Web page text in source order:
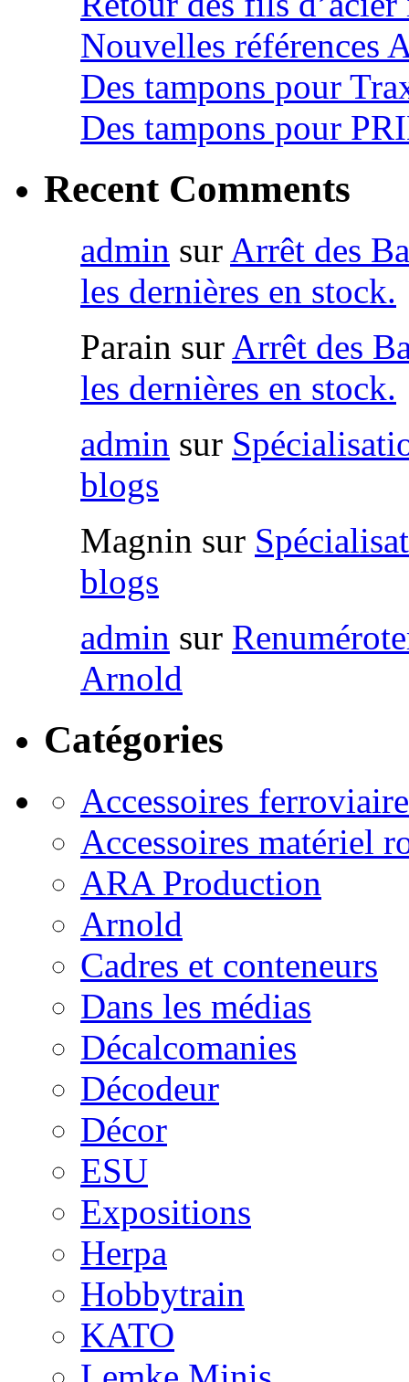
Nouvelles références
Des tampons pour
Des tampons pour
Recent Comments
admin sur Arrêt des
les dernières en stock.
Parain sur Arrêt des
les dernières en stock.
admin sur
blogs
Magnin sur
blogs
admin sur
Arnold
Catégories
Accessoires
Accessoires matériel
ARA Production
Arnold
Cadres et conteneurs
Dans les médias
Décalcomanies
Décodeur
Décor
ESU
Expositions
Herpa
Hobbytrain
KATO